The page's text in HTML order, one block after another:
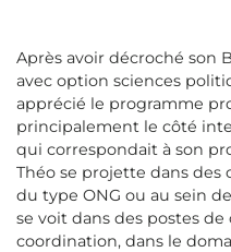
Après avoir décroché son
avec option sciences
apprécié le programme
principalement le côté
qui correspondait à son
Théo se projette dans
du type ONG ou au sein
se voit dans des postes
coordination, dans le